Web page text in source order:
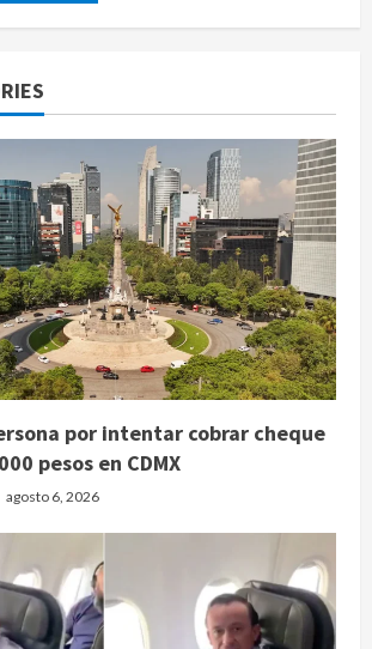
por intentar cobrar cheque
pesos en CDMX
agosto 6, 2026